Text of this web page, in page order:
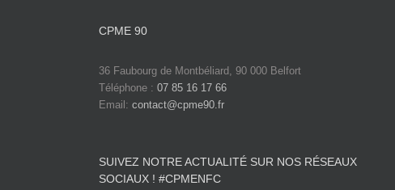
CPME 90
36 Faubourg de Montbéliard, 90 000 Belfort
Téléphone : 07 85 16 17 66
Email: contact@cpme90.fr
SUIVEZ NOTRE ACTUALITÉ SUR NOS RÉSEAUX
SOCIAUX ! #CPMENFC